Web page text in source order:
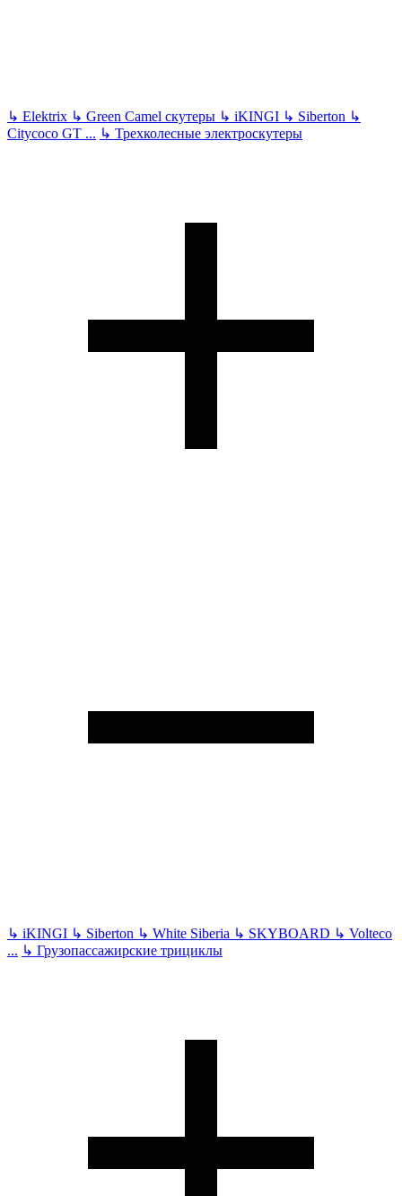
↳ Elektrix ↳ Green Camel скутеры ↳ iKINGI ↳ Siberton ↳
Citycoco GT ... ↳ Трехколесные электроскутеры
↳ iKINGI ↳ Siberton ↳ White Siberia ↳ SKYBOARD ↳ Volteco
... ↳ Грузопассажирские трициклы